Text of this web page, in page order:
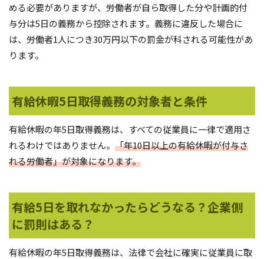
める必要がありますが、労働者が自ら取得した分や計画的付
与分は5日の義務から控除されます。義務に違反した場合に
は、労働者1人につき30万円以下の罰金が科される可能性があ
ります。
有給休暇5日取得義務の対象者と条件
有給休暇の年5日取得義務は、すべての従業員に一律で適用さ
れるわけではありません。 「年10日以上の有給休暇が付与さ
れる労働者」が対象になります。
有給5日を取れなかったらどうなる？企業側
に罰則はある？
有給休暇の年5日取得義務は、法律で会社に確実に従業員に取